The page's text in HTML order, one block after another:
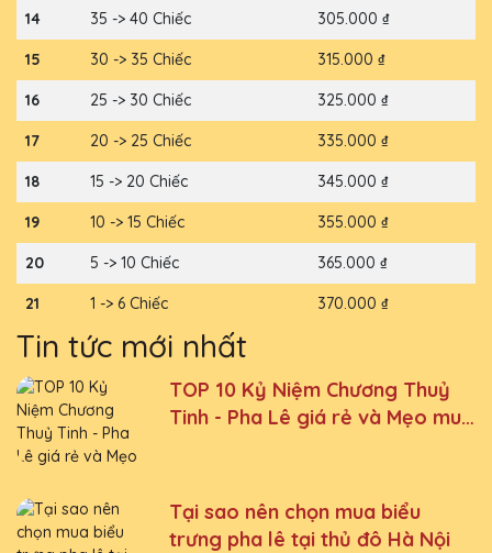
14 35 -> 40 Chiếc 305.000 ₫
15 30 -> 35 Chiếc 315.000 ₫
16 25 -> 30 Chiếc 325.000 ₫
17 20 -> 25 Chiếc 335.000 ₫
18 15 -> 20 Chiếc 345.000 ₫
19 10 -> 15 Chiếc 355.000 ₫
20 5 -> 10 Chiếc 365.000 ₫
21 1 -> 6 Chiếc 370.000 ₫
Tin tức mới nhất
TOP 10 Kỷ Niệm Chương Thuỷ
Tinh - Pha Lê giá rẻ và Mẹo mua
Tại sao nên chọn mua biểu
trưng pha lê tại thủ đô Hà Nội